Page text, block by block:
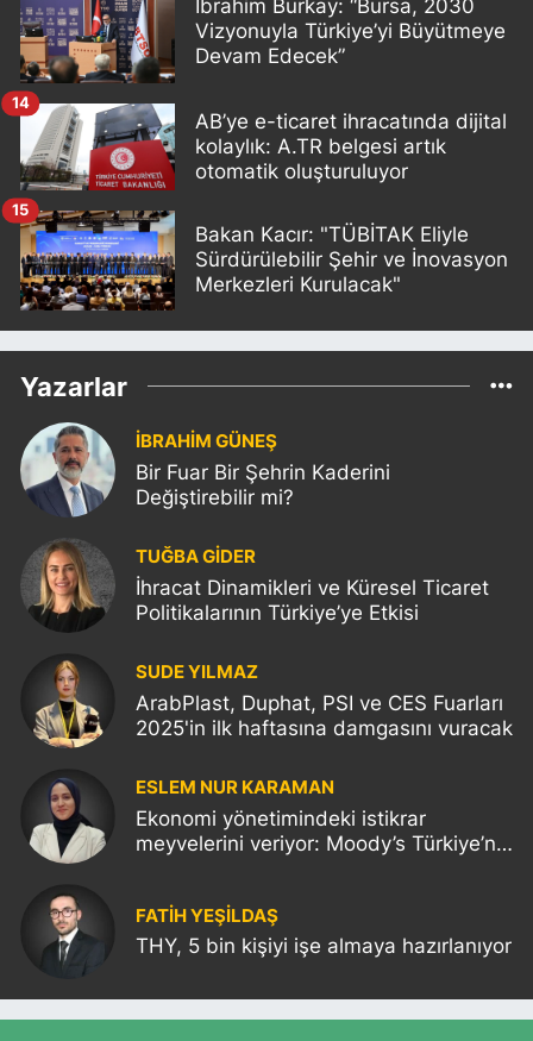
İbrahim Burkay: “Bursa, 2030
Vizyonuyla Türkiye’yi Büyütmeye
Devam Edecek”
AB’ye e-ticaret ihracatında dijital
kolaylık: A.TR belgesi artık
otomatik oluşturuluyor
14
Bakan Kacır: "TÜBİTAK Eliyle
Sürdürülebilir Şehir ve İnovasyon
Merkezleri Kurulacak"
15
Yazarlar
İBRAHİM GÜNEŞ
Bir Fuar Bir Şehrin Kaderini
Değiştirebilir mi?
TUĞBA GİDER
İhracat Dinamikleri ve Küresel Ticaret
Politikalarının Türkiye’ye Etkisi
SUDE YILMAZ
ArabPlast, Duphat, PSI ve CES Fuarları
2025'in ilk haftasına damgasını vuracak
ESLEM NUR KARAMAN
Ekonomi yönetimindeki istikrar
meyvelerini veriyor: Moody’s Türkiye’nin
FATIH YEŞİLDAŞ
THY, 5 bin kişiyi işe almaya hazırlanıyor